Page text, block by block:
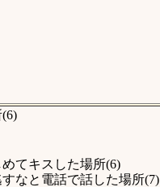
てキスした場所(6)
なと電話で話した場所(7)